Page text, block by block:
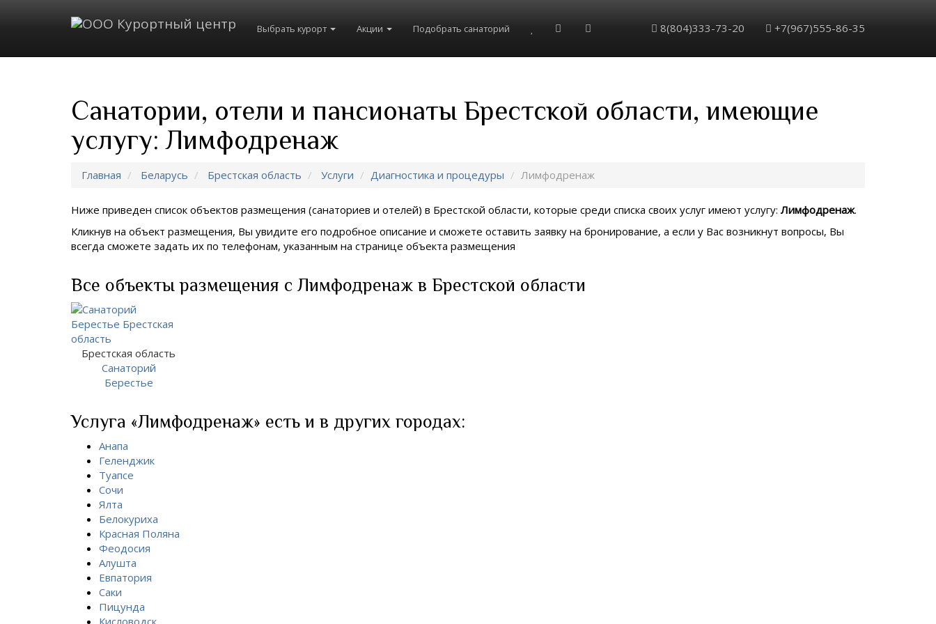
Выбрать курорт Акции Подобрать санаторий 8(804)333-73-20 +7(967)555-86-35
Санатории, отели и пансионаты Брестской области, имеющие
услугу: Лимфодренаж
Главная Беларусь Брестская область Услуги Диагностика и процедуры Лимфодренаж
Ниже приведен список объектов размещения (санаториев и отелей) в Брестской области, которые среди списка своих услуг имеют услугу: Лимфодренаж.
Кликнув на объект размещения, Вы увидите его подробное описание и сможете оставить заявку на бронирование, а если у Вас возникнут вопросы, Вы
всегда сможете задать их по телефонам, указанным на странице объекта размещения
Все объекты размещения с Лимфодренаж в Брестской области
Брестская область
Санаторий
Берестье
Услуга «Лимфодренаж» есть и в других городах:
Анапа
Геленджик
Туапсе
Сочи
Ялта
Белокуриха
Красная Поляна
Феодосия
Алушта
Евпатория
Саки
Пицунда
Кисловодск